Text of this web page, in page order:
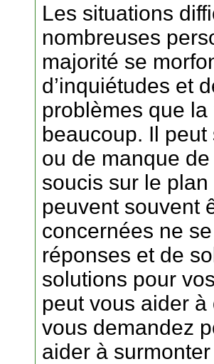
Les situations
nombreuses
majorité se
d’inquiétudes et
problèmes que
beaucoup. Il peut
ou de manque
soucis sur le
peuvent souvent
concernées ne
réponses et de
solutions pour
peut vous aider
vous demandez
aider à